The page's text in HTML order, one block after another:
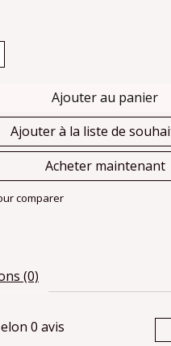
Ajouter au panier
Ajouter à la liste de
Acheter maintenant
comparer
(0)
0 avis